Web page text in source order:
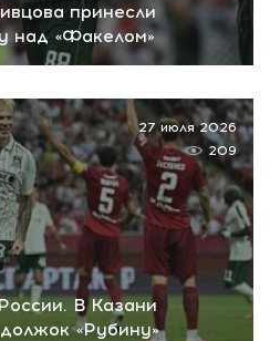
принесли
над «Факелом»
В Казани
«Рубину»
27 июля 2026
209